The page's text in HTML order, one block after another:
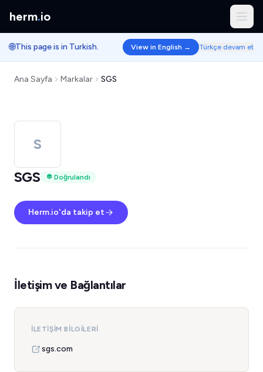
herm.io
🌐This page is in Turkish. View in English → Türkçe devam et
Ana Sayfa Markalar SGS
S
SGS
Doğrulandı
Herm.io'da takip et
İletişim ve Bağlantılar
İLETIŞIM BILGILERI
sgs.com